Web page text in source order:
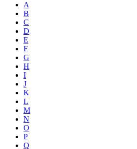
A
B
C
D
E
F
G
H
I
J
K
L
M
N
O
P
Q